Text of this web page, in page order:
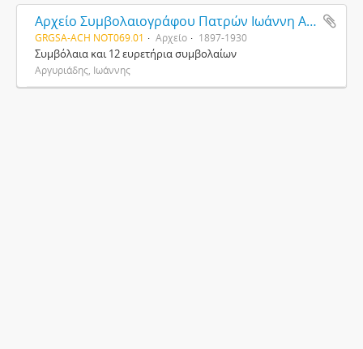
Αρχείο Συμβολαιογράφου Πατρών Ιωάννη Αργυριάδη
GRGSA-ACH NOT069.01 Αρχείο 1897-1930
Συμβόλαια και 12 ευρετήρια συμβολαίων
Αργυριάδης, Ιωάννης